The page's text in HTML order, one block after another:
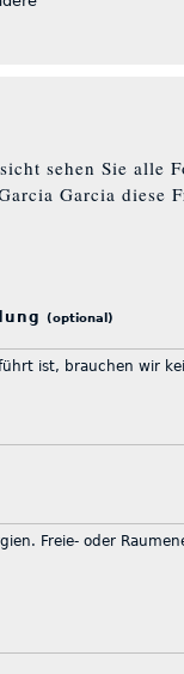
sehen Sie alle
Garcia diese
(optional)
ist, brauchen wir
Freie- oder